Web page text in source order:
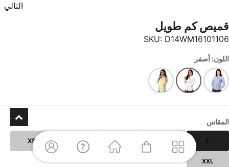
التالي
قميص كم طويل
SKU: D14WM16101106
اللون: أصفر
المقاس
L
XL
XS
XXL